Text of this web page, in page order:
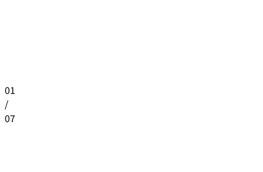
01
/
07